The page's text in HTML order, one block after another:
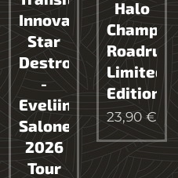
Innova
Star
Destroyer
-
Eveliina
Salonen
2026
Tour
Halo
Champion
Limited
Edition
23,90 €